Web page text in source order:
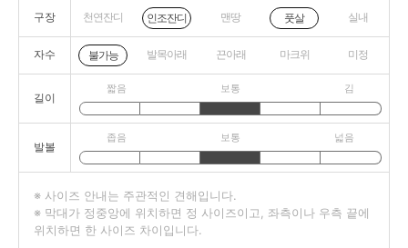
구장 천연잔디 인조잔디 맨땅 풋살 실내
자수 불가능 발목아래 끈아래 마크위 미정
길이
짧음 보통 김
발볼
좁음 보통 넓음
※ 사이즈 안내는 주관적인 견해입니다.
※ 막대가 정중앙에 위치하면 정 사이즈이고, 좌측이나 우측 끝에
위치하면 한 사이즈 차이입니다.